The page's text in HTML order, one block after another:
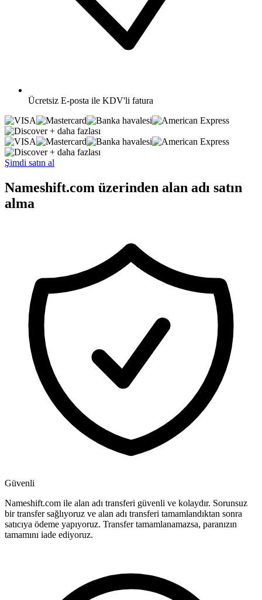
Ücretsiz E-posta ile KDV'li fatura
+ daha fazlası
+ daha fazlası
Şimdi satın al
Nameshift.com üzerinden alan adı satın
alma
Güvenli
Nameshift.com ile alan adı transferi güvenli ve kolaydır. Sorunsuz
bir transfer sağlıyoruz ve alan adı transferi tamamlandıktan sonra
satıcıya ödeme yapıyoruz. Transfer tamamlanamazsa, paranızın
tamamını iade ediyoruz.